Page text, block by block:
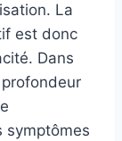
La
est donc
Dans
symptômes